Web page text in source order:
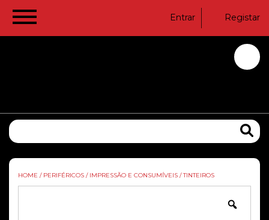
Entrar Registar
HOME / PERIFÉRICOS / IMPRESSÃO E CONSUMÍVEIS / TINTEIROS